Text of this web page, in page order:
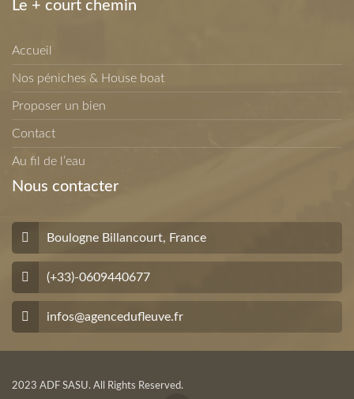
Le + court chemin
Accueil
Nos péniches & House boat
Proposer un bien
Contact
Au fil de l’eau
Nous contacter
Boulogne Billancourt, France
(+33)-0609440677
infos@agencedufleuve.fr
2023 ADF SASU. All Rights Reserved.